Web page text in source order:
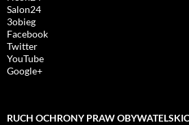
Salon24
3obieg
Facebook
Twitter
YouTube
Google+
RUCH OCHRONY PRAW